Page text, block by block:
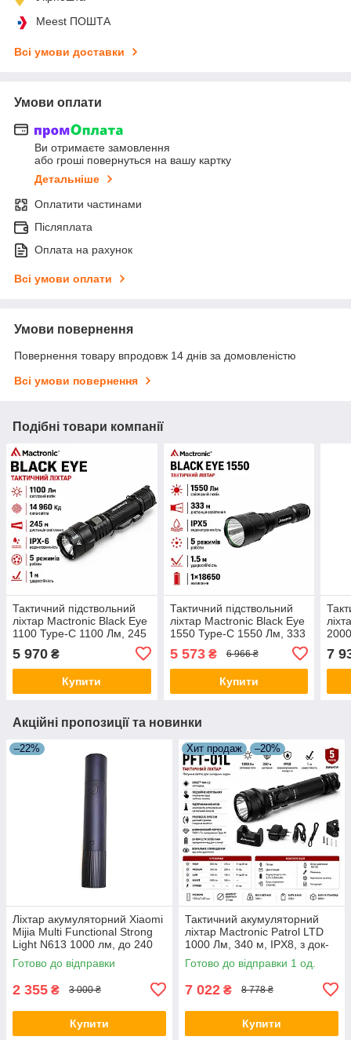
Meest ПОШТА
Всі умови доставки
Умови оплати
Ви отримаєте замовлення
або гроші повернуться на вашу картку
Детальніше
Оплатити частинами
Післяплата
Оплата на рахунок
Всі умови оплати
Умови повернення
Повернення товару впродовж 14 днів за домовленістю
Всі умови повернення
Подібні товари компанії
Тактичний підствольний
ліхтар Mactronic Black Eye
1100 Type-C 1100 Лм, 245
18650, чорний
5 970 ₴
Купити
Тактичний підствольний
ліхтар Mactronic Black Eye
1550 Type-C 1550 Лм, 333
IPX5, чорний
5 573₴ 6 966 ₴
Купити
7
Акційні пропозиції та новинки
–22%
Ліхтар акумуляторний Xiaomi
Mijia Multi Functional Strong
Light N613 1000 лм, до 240
м, LED, IP54, чорний
Готово до відправки
2 355 ₴ 3 000 ₴
Купити
Хит продаж –20%
Тактичний акумуляторний
ліхтар Mactronic Patrol LTD
1000 Лм, 340 м, IPX8, з док-
станцією 12V/220V
Готово до відправки 1 од.
7 022 ₴ 8 778 ₴
Купити